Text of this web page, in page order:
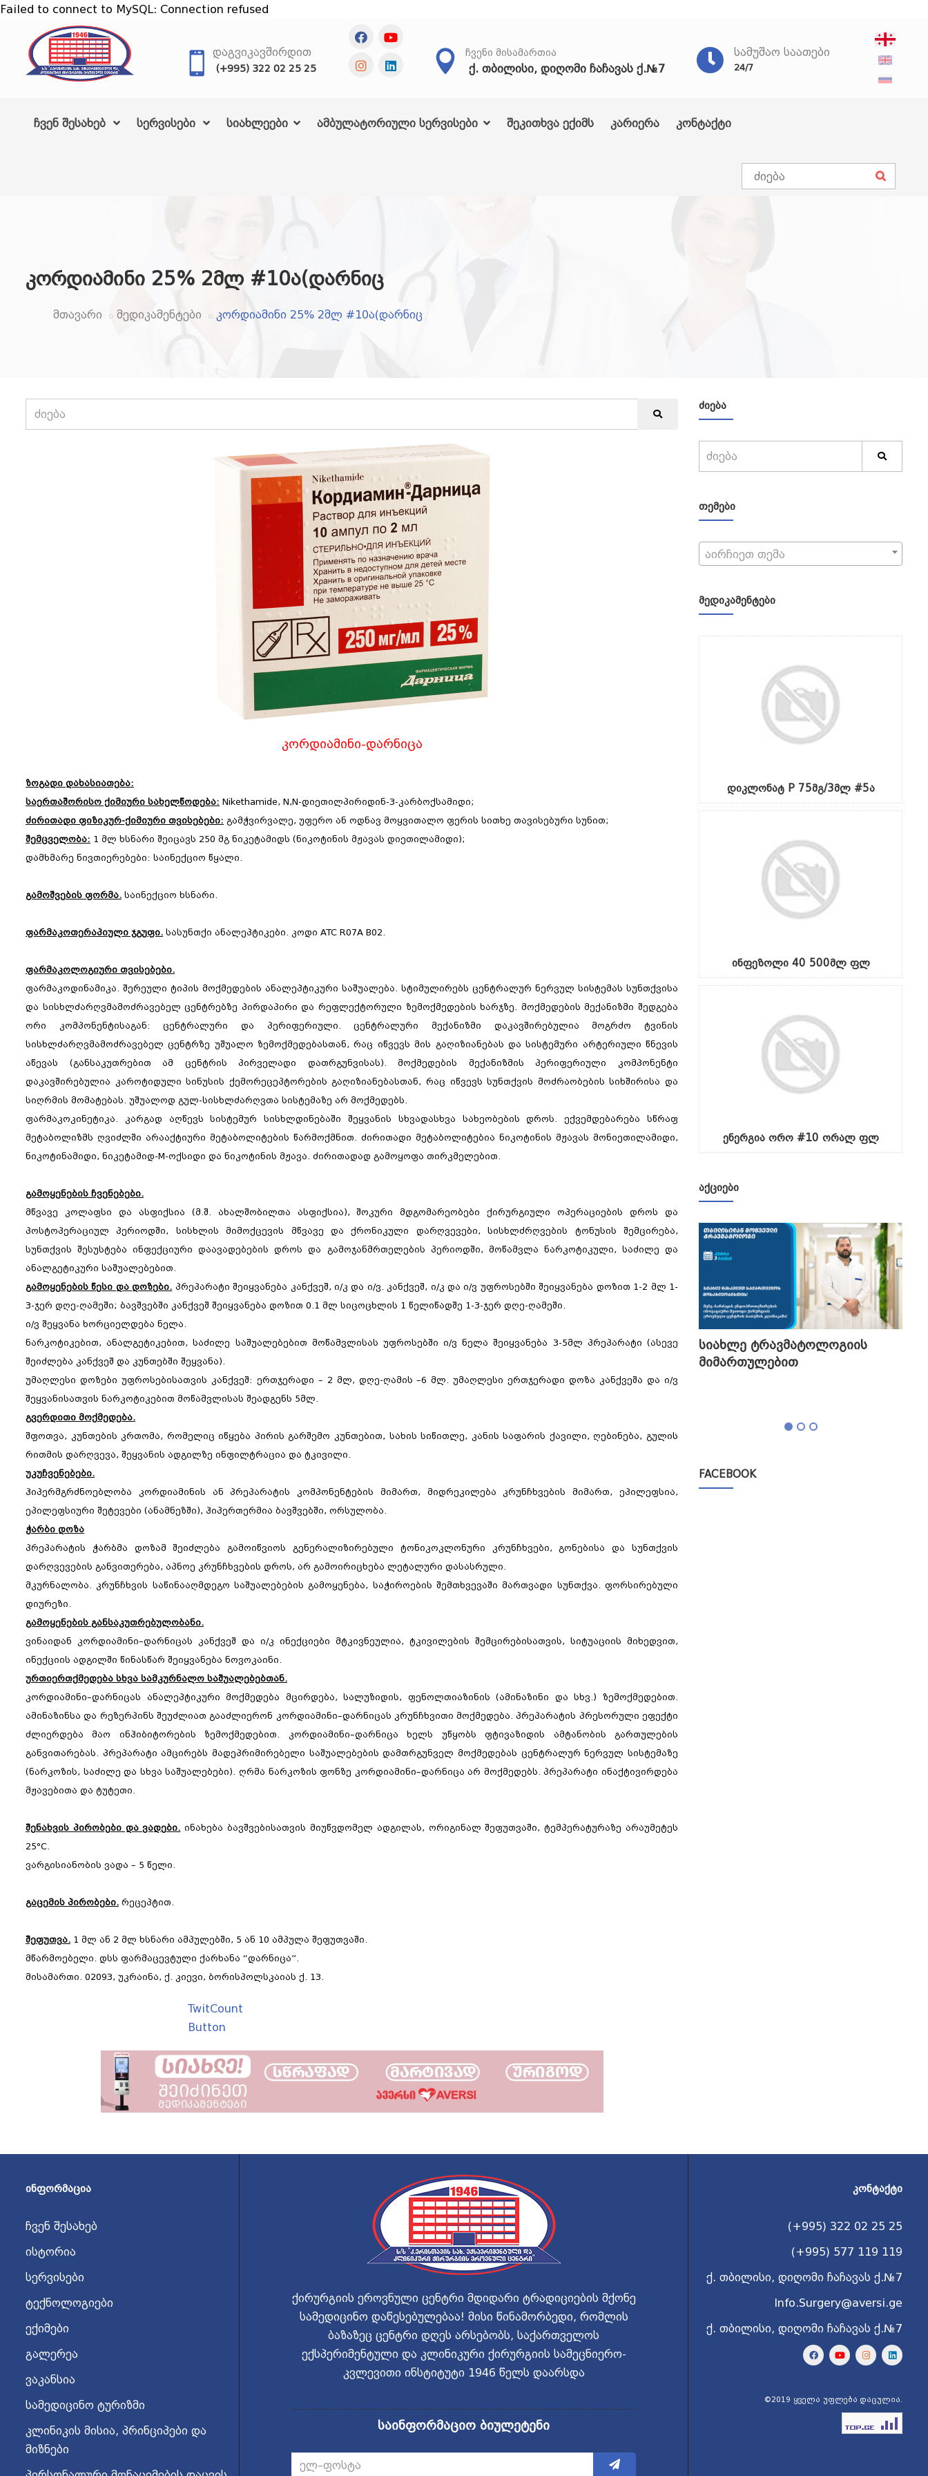
Failed to connect to MySQL: Connection refused
ᲡᲐᲛᲣᲨᲐᲝ ᲡᲐᲐᲗᲔᲑᲘ
24/7
ᲩᲕᲔᲜᲘ ᲛᲘᲡᲐᲛᲐᲠᲗᲘᲐ
ქ. თბილისი, დიღომი ჩაჩავას ქ.№7
ᲓᲐᲒᲕᲘᲙᲐᲕᲨᲘᲠᲓᲘᲗ
(+995) 322 02 25 25
ჩვენ შესახებ სერვისები სიახლეები ამბულატორიული სერვისები შეკითხვა ექიმს კარიერა კონტაქტი
კორდიამინი 25% 2მლ #10ა(დარნიც
მთავარი მედიკამენტები კორდიამინი 25% 2მლ #10ა(დარნიც
კორდიამინი-დარნიცა
ზოგადი დახასიათება:
საერთაშორისო ქიმიური სახელწოდება: Nikethamide, N,N-დიეთილპირიდინ-3-კარბოქსამიდი;
ძირითადი ფიზიკურ-ქიმიური თვისებები: გამჭვირვალე, უფერო ან ოდნავ მოყვითალო ფერის სითხე თავისებური სუნით;
შემცველობა: 1 მლ ხსნარი შეიცავს 250 მგ ნიკეტამიდს (ნიკოტინის მჟავას დიეთილამიდი);
დამხმარე ნივთიერებები: საინექციო წყალი.
გამოშვების ფორმა. საინექციო ხსნარი.
ფარმაკოთერაპიული ჯგუფი. სასუნთქი ანალეპტიკები. კოდი ATC R07A B02.
ფარმაკოლოგიური თვისებები.
ფარმაკოდინამიკა. შერეული ტიპის მოქმედების ანალეპტიკური საშუალება. სტიმულირებს ცენტრალურ ნერვულ სისტემას სუნთქვისა
და სისხლძარღვმამოძრავებელ ცენტრებზე პირდაპირი და რეფლექტორული ზემოქმედების ხარჯზე. მოქმედების მექანიზმი შედგება
ორი კომპონენტისაგან: ცენტრალური და პერიფერიული. ცენტრალური მექანიზმი დაკავშირებულია მოგრძო ტვინის
სისხლძარღვმამოძრავებელ ცენტრზე უშუალო ზემოქმედებასთან, რაც იწვევს მის გაღიზიანებას და სისტემური არტერიული წნევის
აწევას (განსაკუთრებით ამ ცენტრის პირველადი დათრგუნვისას). მოქმედების მექანიზმის პერიფერიული კომპონენტი
დაკავშირებულია კაროტიდული სინუსის ქემორეცეპტორების გაღიზიანებასთან, რაც იწვევს სუნთქვის მოძრაობების სიხშირისა და
სიღრმის მომატებას. უშუალოდ გულ-სისხლძარღვთა სისტემაზე არ მოქმედებს.
ფარმაკოკინეტიკა. კარგად აღწევს სისტემურ სისხლდინებაში შეყვანის სხვადასხვა სახეობების დროს. ექვემდებარება სწრაფ
მეტაბოლიზმს ღვიძლში არააქტიური მეტაბოლიტების წარმოქმნით. ძირითადი მეტაბოლიტებია ნიკოტინის მჟავას მონიეთილამიდი,
ნიკოტინამიდი, ნიკეტამიდ-M-ოქსიდი და ნიკოტინის მჟავა. ძირითადად გამოყოფა თირკმელებით.
გამოყენების ჩვენებები.
მწვავე კოლაფსი და ასფიქსია (მ.შ. ახალშობილთა ასფიქსია), შოკური მდგომარეობები ქირურგიული ოპერაციების დროს და
პოსტოპერაციულ პერიოდში, სისხლის მიმოქცევის მწვავე და ქრონიკული დარღვევები, სისხლძრღვების ტონუსის შემცირება,
სუნთქვის შესუსტება ინფექციური დაავადებების დროს და გამოჯანმრთელების პერიოდში, მოწამვლა ნარკოტიკული, საძილე და
ანალგეტიკური საშუალებებით.
გამოყენების წესი და დოზები. პრეპარატი შეიყვანება კანქვეშ, ი/კ და ი/ვ. კანქვეშ, ი/კ და ი/ვ უფროსებში შეიყვანება დოზით 1-2 მლ 1-
3-ჯერ დღე-ღამეში; ბავშვებში კანქვეშ შეიყვანება დოზით 0.1 მლ სიცოცხლის 1 წელიწადშე 1-3-ჯერ დღე-ღამეში.
ი/ვ შეყვანა ხორციელდება ნელა.
ნარკოტიკებით, ანალგეტიკებით, საძილე საშუალებებით მოწამვლისას უფროსებში ი/ვ ნელა შეიყვანება 3-5მლ პრეპარატი (ასევე
შეიძლება კანქვეშ და კუნთებში შეყვანა).
უმაღლესი დოზები უფროსებისათვის კანქვეშ: ერთჯერადი – 2 მლ, დღე-ღამის –6 მლ. უმაღლესი ერთჯერადი დოზა კანქვეშა და ი/ვ
შეყვანისათვის ნარკოტიკებით მოწამვლისას შეადგენს 5მლ.
გვერდითი მოქმედება.
შფოთვა, კუნთების კრთომა, რომელიც იწყება პირის გარშემო კუნთებით, სახის სიწითლე, კანის საფარის ქავილი, ღებინება, გულის
რითმის დარღვევა, შეყვანის ადგილზე ინფილტრაცია და ტკივილი.
უკუჩვენებები.
ჰიპერმგრძნოებლობა კორდიამინის ან პრეპარატის კომპონენტების მიმართ, მიდრეკილება კრუნჩხვების მიმართ, ეპილეფსია,
ეპილეფსიური შეტევები (ანამნეზში), ჰიპერთერმია ბავშვებში, ორსულობა.
ჭარბი დოზა
პრეპარატის ჭარბმა დოზამ შეიძლება გამოიწვიოს გენერალიზირებული ტონიკოკლონური კრუნჩხვები, გონებისა და სუნთქვის
დარღვევების განვითერება, აპნოე კრუნჩხვების დროს, არ გამოირიცხება ლეტალური დასასრული.
მკურნალობა. კრუნჩხვის საწინააღმდეგო საშუალებების გამოყენება, საჭიროების შემთხვევაში მართვადი სუნთქვა. ფორსირებული
დიურეზი.
გამოყენების განსაკუთრებულობანი.
ვინაიდან კორდიამინი–დარნიცას კანქვეშ და ი/კ ინექციები მტკივნეულია, ტკივილების შემცირებისათვის, სიტუაციის მიხედვით,
ინექციის ადგილში წინასწარ შეიყვანება ნოვოკაინი.
ურთიერთქმედება სხვა სამკურნალო საშუალებებთან.
კორდიამინი–დარნიცას ანალეპტიკური მოქმედება მცირდება, სალუზიდის, ფენოლთიაზინის (ამინაზინი და სხვ.) ზემოქმედებით.
ამინაზინსა და რეზერპინს შეუძლიათ გააძლიერონ კორდიამინი–დარნიცას კრუნჩხვითი მოქმედება. პრეპარატის პრესორული ეფექტი
ძლიერდება მაო ინჰიბიტორების ზემოქმედებით. კორდიამინი–დარნიცა ხელს უწყობს ფტივაზიდის ამტანობის გართულების
განვითარებას. პრეპარატი ამცირებს მადეპრიმირებელი საშუალებების დამთრგუნველ მოქმედებას ცენტრალურ ნერვულ სისტემაზე
(ნარკოზის, საძილე და სხვა საშუალებები). ღრმა ნარკოზის ფონზე კორდიამინი–დარნიცა არ მოქმედებს. პრეპარატი ინაქტივირდება
მჟავებითა და ტუტეთი.
შენახვის პირობები და ვადები. ინახება ბავშვებისათვის მიუწვდომელ ადგილას, ორიგინალ შეფუთვაში, ტემპერატურაზე არაუმეტეს
25°C.
ვარგისიანობის ვადა – 5 წელი.
გაცემის პირობები. რეცეპტით.
შეფუთვა. 1 მლ ან 2 მლ ხსნარი ამპულებში, 5 ან 10 ამპულა შეფუთვაში.
მწარმოებელი. დსს ფარმაცევტული ქარხანა “დარნიცა”.
მისამართი. 02093, უკრაინა, ქ. კიევი, ბორისპოლსკაიას ქ. 13.
TwitCount
Button
ᲫᲘᲔᲑᲐ
ᲗᲔᲛᲔᲑᲘ
აირჩიეთ თემა
ᲛᲔᲓᲘᲙᲐᲛᲔᲜᲢᲔᲑᲘ
დიკლონატ P 75მგ/3მლ #5ა
ინფეზოლი 40 500მლ ფლ
ენერგია ორო #10 ორალ ფლ
ᲐᲥᲪᲘᲔᲑᲘ
გასტროენტეროლოგის
ჰელიკობაქტერიის ტესტი,
სიახლე ტრავმატოლოგიის
მიმართულებით
FACEBOOK
ᲘᲜᲤᲝᲠᲛᲐᲪᲘᲐ
ჩვენ შესახებ
ისტორია
სერვისები
ტექნოლოგიები
ექიმები
გალერეა
ვაკანსია
სამედიცინო ტურიზმი
კლინიკის მისია, პრინციპები და
მიზნები
ქირურგიის ეროვნული ცენტრი მდიდარი ტრადიციების მქონე
სამედიცინო დაწესებულებაა! მისი წინამორბედი, რომლის
ბაზაზეც ცენტრი დღეს არსებობს, საქართველოს
ექსპერიმენტული და კლინიკური ქირურგიის სამეცნიერო-
კვლევითი ინსტიტუტი 1946 წელს დაარსდა
საინფორმაციო ბიულეტენი
ᲙᲝᲜᲢᲐᲥᲢᲘ
(+995) 322 02 25 25
(+995) 577 119 119
ქ. თბილისი, დიღომი ჩაჩავას ქ.№7
Info.Surgery@aversi.ge
ქ. თბილისი, დიღომი ჩაჩავას ქ.№7
©2019 ყველა უფლება დაცულია.